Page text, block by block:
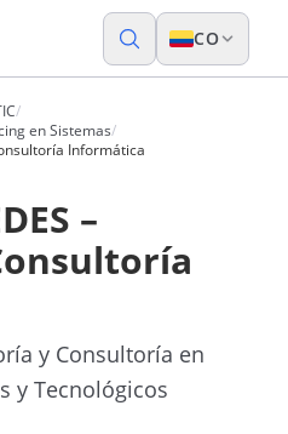
CO
/
en Sistemas/
Informática
–
y Consultoría en
y Tecnológicos